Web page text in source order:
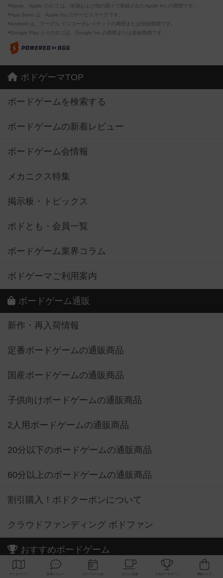
※Apple、Apple のロゴ は、米国および他の国々で登録されたApple Inc.の商標です。
※App Store は、Apple Inc.のサービスマークです。
※Android は、グーグル インコーポレイテッドの商標または登録商標です。
※Google Play とそのロゴは、Google Inc.の商標または登録商標です。
ボドゲーマTOP
ボードゲームを検索する
ボードゲームの新着レビュー
ボードゲーム会情報
メカニクス特集
掲示板・トピックス
ボドとも・会員一覧
ボードゲーム業界コラム
ボドゲーマご利用案内
ボードゲーム通販
新作・再入荷情報
定番ボードゲームの通販商品
国産ボードゲームの通販商品
子供向けボードゲームの通販商品
2人用ボードゲームの通販商品
20分以下のボードゲームの通販商品
60分以上のボードゲームの通販商品
割引購入！ボドクーポンについて
クラウドファンディング ボドファン
おすすめボードゲーム
お気に入りボードゲーム TOP50